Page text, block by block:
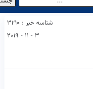
شناسه خبر : 3210
3 - 11 - 2019